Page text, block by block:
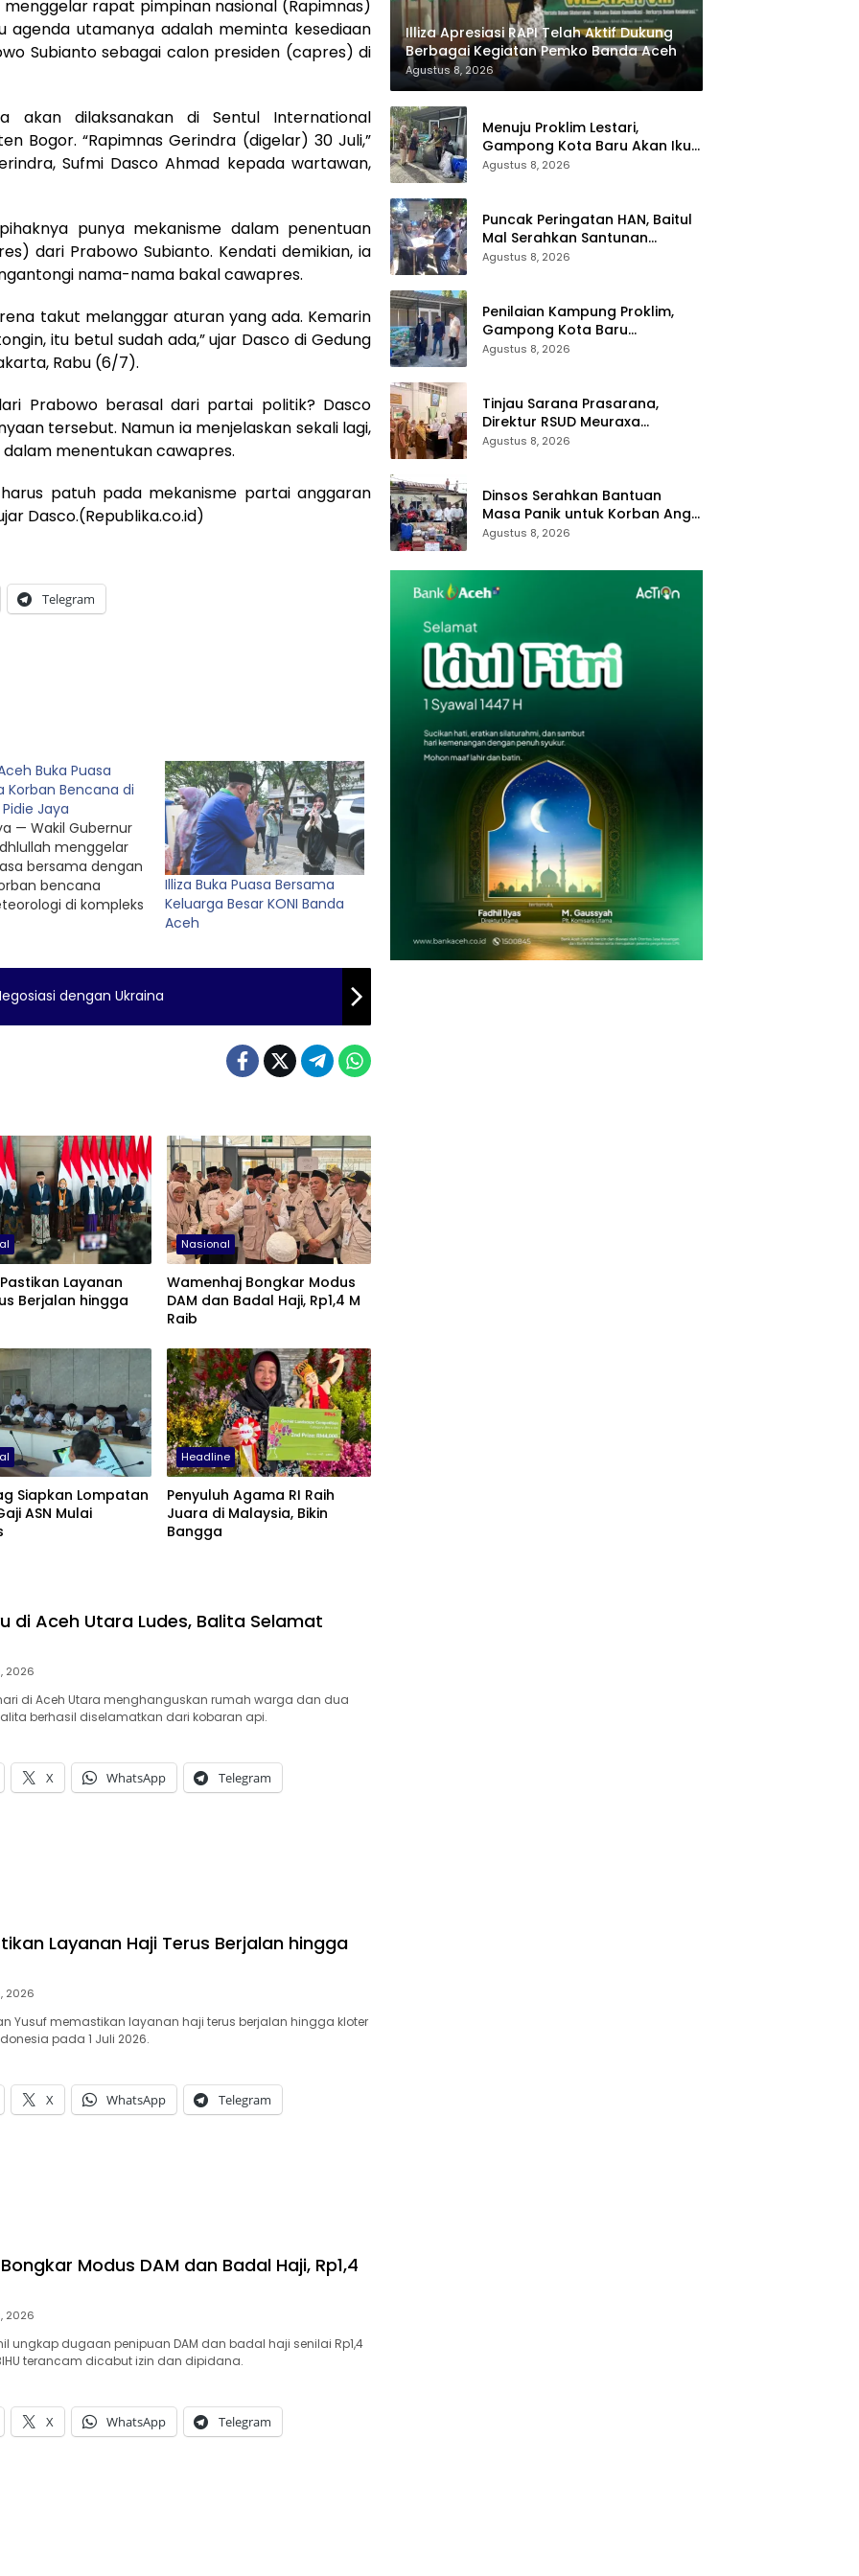
menggelar rapat pimpinan nasional (Rapimnas)
agenda utamanya adalah meminta kesediaan
Subianto sebagai calon presiden (capres) di
akan dilaksanakan di Sentul International
Bogor. “Rapimnas Gerindra (digelar) 30 Juli,”
Sufmi Dasco Ahmad kepada wartawan,
punya mekanisme dalam penentuan
dari Prabowo Subianto. Kendati demikian, ia
nama-nama bakal cawapres.
takut melanggar aturan yang ada. Kemarin
itu betul sudah ada,” ujar Dasco di Gedung
Rabu (6/7).
Prabowo berasal dari partai politik? Dasco
tersebut. Namun ia menjelaskan sekali lagi,
menentukan cawapres.
patuh pada mekanisme partai anggaran
Dasco.(Republika.co.id)
Telegram
Buka Puasa
Korban Bencana di
Jaya
— Wakil Gubernur
menggelar
bersama dengan
bencana
di kompleks
turut dihadiri Bupati
Illiza Buka Puasa Bersama
Keluarga Besar KONI Banda
Aceh
dengan Ukraina
Layanan
Berjalan hingga
Nasional
Wamenhaj Bongkar Modus
DAM dan Badal Haji, Rp1,4 M
Raib
Siapkan Lompatan
ASN Mulai
Headline
Penyuluh Agama RI Raih
Juara di Malaysia, Bikin
Bangga
di Aceh Utara Ludes, Balita Selamat
2026
di Aceh Utara menghanguskan rumah warga dan dua
berhasil diselamatkan dari kobaran api.
X WhatsApp Telegram
Layanan Haji Terus Berjalan hingga
2026
Yusuf memastikan layanan haji terus berjalan hingga kloter
pada 1 Juli 2026.
X WhatsApp Telegram
Modus DAM dan Badal Haji, Rp1,4
2026
ungkap dugaan penipuan DAM dan badal haji senilai Rp1,4
terancam dicabut izin dan dipidana.
X WhatsApp Telegram
Illiza Apresiasi RAPI Telah Aktif Dukung
Berbagai Kegiatan Pemko Banda Aceh
Agustus 8, 2026
Menuju Proklim Lestari,
Gampong Kota Baru Akan Ikuti
Verifikasi Lapangan dari KLH
Agustus 8, 2026
Puncak Peringatan HAN, Baitul
Mal Serahkan Santunan
Kepada Anak Yatim
Agustus 8, 2026
Penilaian Kampung Proklim,
Gampong Kota Baru
Matangkan Persiapan
Agustus 8, 2026
Tinjau Sarana Prasarana,
Direktur RSUD Meuraxa
Pastikan Layanan Optimal
Agustus 8, 2026
Dinsos Serahkan Bantuan
Masa Panik untuk Korban Angin
Kencang
Agustus 8, 2026